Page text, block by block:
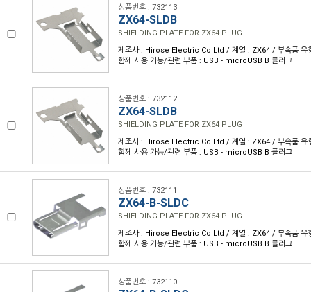
상품번호 : 732113
ZX64-SLDB
SHIELDING PLATE FOR ZX64 PLUG
제조사 : Hirose Electric Co Ltd / 계열 : ZX64 / 부속품 유
함께 사용 가능/관련 부품 : USB - microUSB B 플러그
상품번호 : 732112
ZX64-SLDB
SHIELDING PLATE FOR ZX64 PLUG
제조사 : Hirose Electric Co Ltd / 계열 : ZX64 / 부속품 유
함께 사용 가능/관련 부품 : USB - microUSB B 플러그
상품번호 : 732111
ZX64-B-SLDC
SHIELDING PLATE FOR ZX64 PLUG
제조사 : Hirose Electric Co Ltd / 계열 : ZX64 / 부속품 유
함께 사용 가능/관련 부품 : USB - microUSB B 플러그
상품번호 : 732110